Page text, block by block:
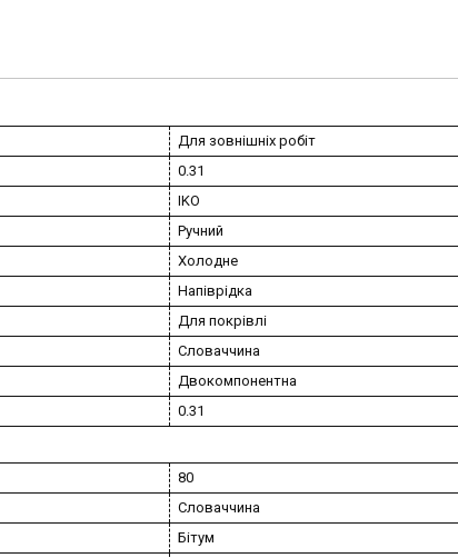
Для зовнішніх робіт
0.31
IKO
Ручний
Холодне
Напіврідка
Для покрівлі
Словаччина
Двокомпонентна
0.31
80
Словаччина
Бітум